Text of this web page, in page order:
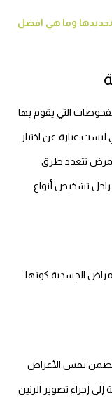
وما هي افضل
التي يقوم بها
عبارة عن اختبار
تتعدد طرق
تشخيص أنواع
الجسدية كونها
تتضمن نفس الأعراض
إجراء تصوير الرنين